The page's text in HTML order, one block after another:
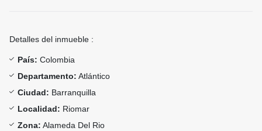
Detalles del inmueble :
País: Colombia
Departamento: Atlántico
Ciudad: Barranquilla
Localidad: Riomar
Zona: Alameda Del Rio